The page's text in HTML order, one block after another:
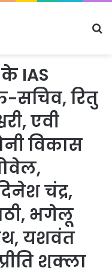
IAS
रितु
एवी
विकास
चंद्र,
भगेलू
यशवंत
शुक्ला